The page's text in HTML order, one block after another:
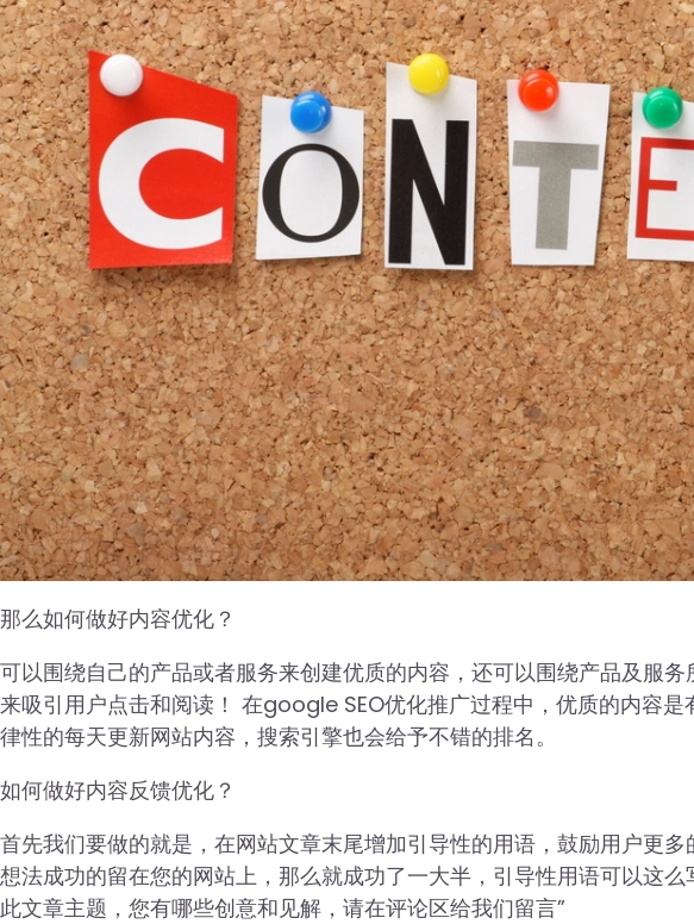
那么如何做好内容优化？
可以围绕自己的产品或者服务来创建优质的内容，还可以围绕产品及服
来吸引用户点击和阅读！ 在google SEO优化推广过程中，优质的内容
律性的每天更新网站内容，搜索引擎也会给予不错的排名。
如何做好内容反馈优化？
首先我们要做的就是，在网站文章末尾增加引导性的用语，鼓励用户更
想法成功的留在您的网站上，那么就成功了一大半，引导性用语可以这
此文章主题，您有哪些创意和见解，请在评论区给我们留言”